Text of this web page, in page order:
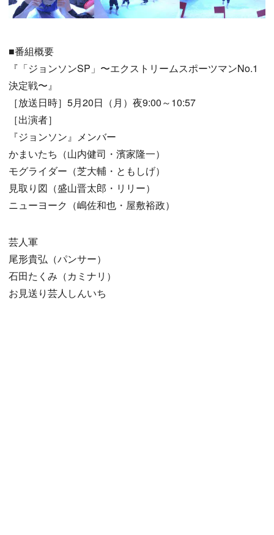
■番組概要
『「ジョンソンSP」〜エクストリームスポーツマンNo.1
決定戦〜』
［放送日時］5月20日（月）夜9:00～10:57
［出演者］
『ジョンソン』メンバー
かまいたち（山内健司・濱家隆一）
モグライダー（芝大輔・ともしげ）
見取り図（盛山晋太郎・リリー）
ニューヨーク（嶋佐和也・屋敷裕政）
芸人軍
尾形貴弘（パンサー）
石田たくみ（カミナリ）
お見送り芸人しんいち